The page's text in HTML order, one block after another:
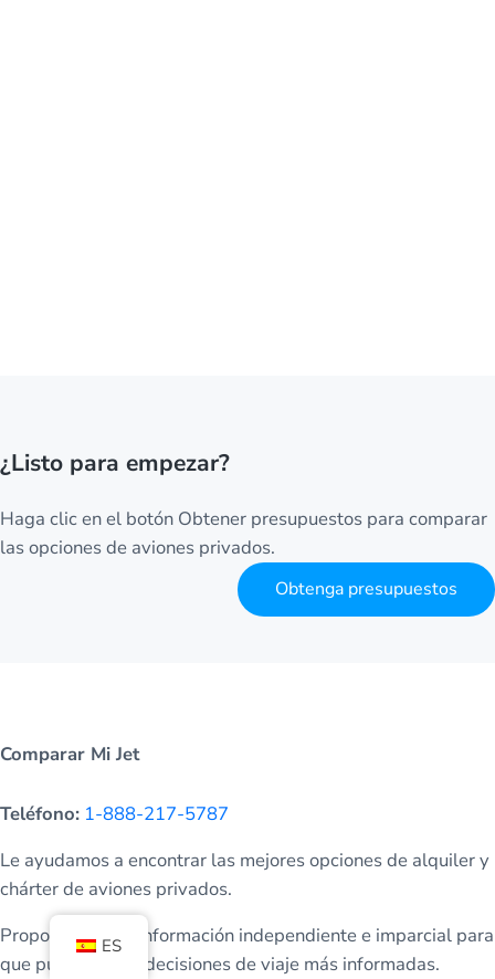
¿Listo para empezar?
Haga clic en el botón Obtener presupuestos para comparar
las opciones de aviones privados.
Obtenga presupuestos
Comparar Mi Jet
Teléfono: 1-888-217-5787
Le ayudamos a encontrar las mejores opciones de alquiler y
chárter de aviones privados.
Proporcionamos información independiente e imparcial para
que pueda tomar decisiones de viaje más informadas.
ES